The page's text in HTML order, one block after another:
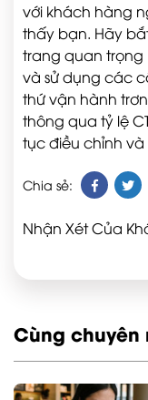
với khách hàng
thấy bạn. Hãy
trang quan
và sử dụng các
thứ vận hành
thông qua tỷ lệ
tục điều chỉnh
Chia sẻ:
Nhận Xét Của
Cùng chuyên